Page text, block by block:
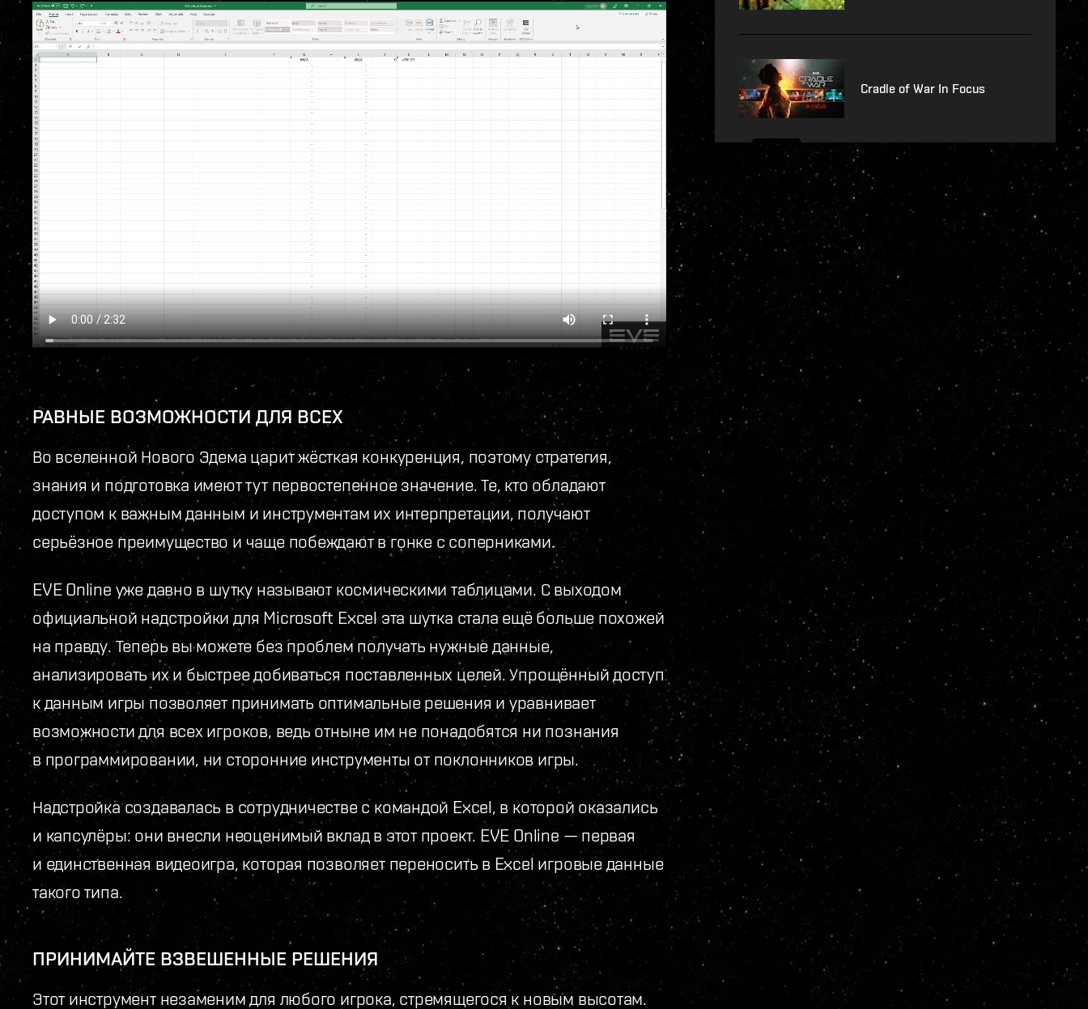
РАВНЫЕ ВОЗМОЖНОСТИ ДЛЯ ВСЕХ
Во вселенной Нового Эдема царит жёсткая конкуренция, поэтому стратегия,
знания и подготовка имеют тут первостепенное значение. Те, кто обладают
доступом к важным данным и инструментам их интерпретации, получают
серьёзное преимущество и чаще побеждают в гонке с соперниками.
EVE Online уже давно в шутку называют космическими таблицами. С выходом
официальной надстройки для Microsoft Excel эта шутка стала ещё больше похожей
на правду. Теперь вы можете без проблем получать нужные данные,
анализировать их и быстрее добиваться поставленных целей. Упрощённый доступ
к данным игры позволяет принимать оптимальные решения и уравнивает
возможности для всех игроков, ведь отныне им не понадобятся ни познания
в программировании, ни сторонние инструменты от поклонников игры.
Надстройка создавалась в сотрудничестве с командой Excel, в которой оказались
и капсулёры: они внесли неоценимый вклад в этот проект. EVE Online — первая
и единственная видеоигра, которая позволяет переносить в Excel игровые данные
такого типа.
ПРИНИМАЙТЕ ВЗВЕШЕННЫЕ РЕШЕНИЯ
Этот инструмент незаменим для любого игрока, стремящегося к новым высотам.
Cradle of War In Focus